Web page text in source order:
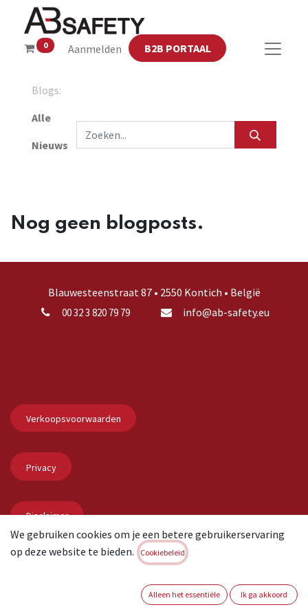
0 Aanmelden B2B PORTAAL
Blogs:
Alle
Nieuws
Nog geen blogposts.
Blauwesteenstraat 87 • 2550 Kontich • België
00 32 3 820 79 79 info@ab-safety.eu
Verkoopsvoorwaarden
Privacy
Disclaimer
- De #1Open source e-commerce
We gebruiken cookies om je een betere gebruikerservaring
op deze website te bieden.
Cookiebeleid
Alleen het essentiële Ik ga akkoord